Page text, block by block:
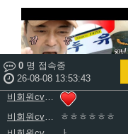
푸드튜브
0 명 접속중
26-08-08 13:53:43
비회원cv1rccvcel78c8euddvjfsl49j
비회원cv1rccvcel78c8euddvjfsl49j
비회원cv1rccvcel78c8euddvjfsl49j
비회원cv1rccvcel78c8euddvjfsl49j
비회원cv1rccvcel78c8euddvjfsl49j
비회원cv1rccvcel78c8euddvjfsl49j
ㅎㅎㅎㅎㅎㅎ